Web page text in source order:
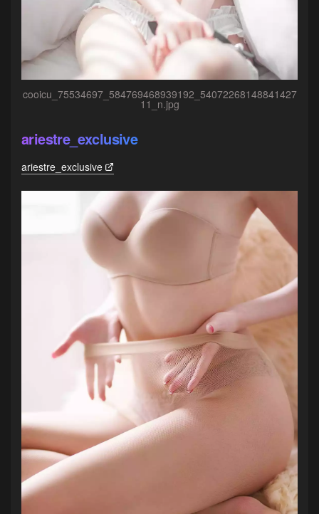
cooicu_75534697_584769468939192_54072268148841427
11_n.jpg
ariestre_exclusive
ariestre_exclusive